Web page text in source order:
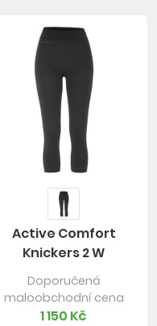
Active Comfort
Knickers 2 W
Doporučená
maloobchodní cena
1 150 Kč